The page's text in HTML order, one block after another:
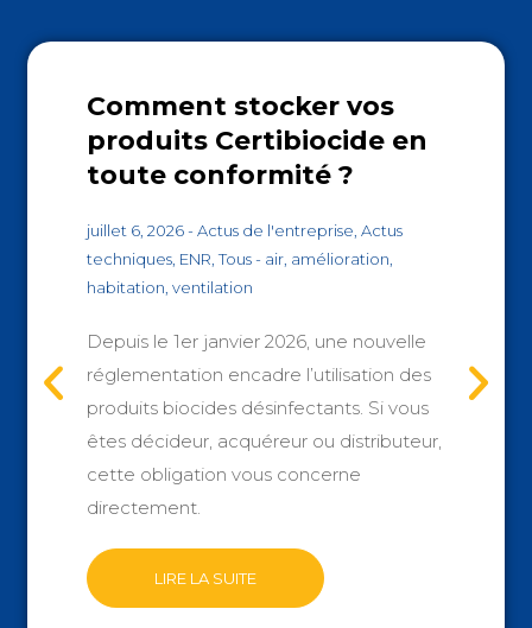
Comment stocker vos
produits Certibiocide en
toute conformité ?
juillet 6, 2026- Actus de l'entreprise, Actus
techniques, ENR,Tous- air, amélioration,
habitation, ventilation
Depuis le 1er janvier 2026, une nouvelle
réglementation encadre l’utilisation des
produits biocides désinfectants. Si vous
êtes décideur, acquéreur ou distributeur,
cette obligation vous concerne
directement.
LIRE LA SUITE